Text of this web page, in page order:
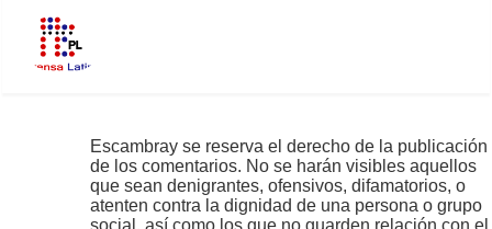
Escambray se reserva el derecho de la publicación
de los comentarios. No se harán visibles aquellos
que sean denigrantes, ofensivos, difamatorios, o
atenten contra la dignidad de una persona o grupo
social, así como los que no guarden relación con el